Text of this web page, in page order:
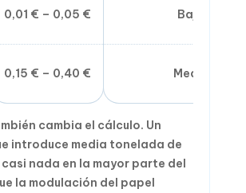
0,01 € – 0,05 € Baja
0,15 € – 0,40 € Media
cambia el cálculo. Un
introduce media tonelada de
nada en la mayor parte del
la modulación del papel